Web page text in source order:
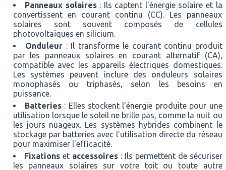
Panneaux solaires: Ils captent l'énergie solaire et la
convertissent en courant continu (CC). Les panneaux
solaires sont souvent composés de cellules
photovoltaïques en silicium.
Onduleur : Il transforme le courant continu produit
par les panneaux solaires en courant alternatif (CA),
compatible avec les appareils électriques domestiques.
Les systèmes peuvent inclure des onduleurs solaires
monophasés ou triphasés, selon les besoins en
puissance.
Batteries: Elles stockent l'énergie produite pour une
utilisation lorsque le soleil ne brille pas, comme la nuit ou
les jours nuageux. Les systèmes hybrides combinent le
stockage par batteries avec l'utilisation directe du réseau
pour maximiser l'efficacité.
Fixations et accessoires : Ils permettent de sécuriser
les panneaux solaires sur votre toit ou toute autre